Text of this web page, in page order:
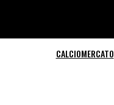
CALCIOMERCATO